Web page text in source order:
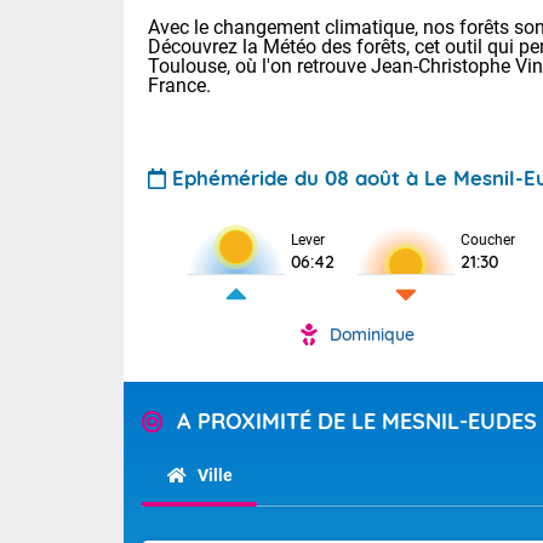
Avec le changement climatique, nos forêts
Découvrez la Météo des forêts, cet outil qui
Toulouse, où l'on retrouve Jean-Christophe
France.
Ephéméride du 08 août à Le Mesnil-
Lever
06:42
Coucher
21:30
Dominique
A PROXIMITÉ DE LE MESNIL-EUDES
Ville
Voici les
: 13/28 Paris
Clermont-Fd
Limoges :
Lille : 14/29
Très
(83), et